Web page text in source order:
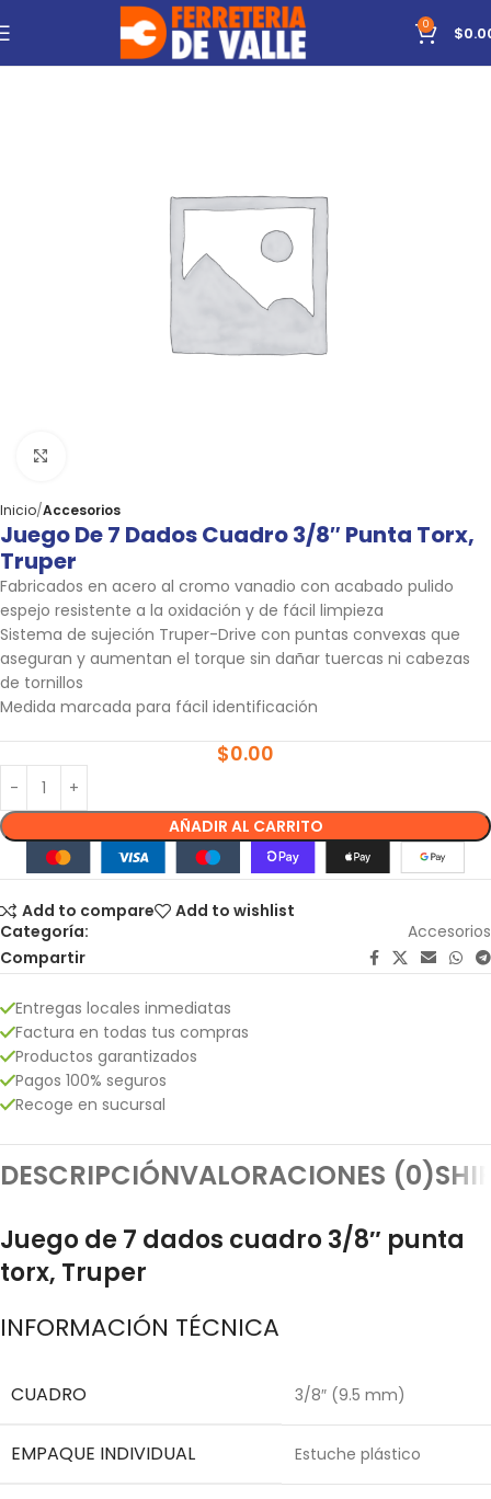
0 $
Inicio Accesorios
Juego De 7 Dados Cuadro 3/8″ Punta Torx,
Truper
Fabricados en acero al cromo vanadio con acabado pulido
espejo resistente a la oxidación y de fácil limpieza
Sistema de sujeción Truper-Drive con puntas convexas que
aseguran y aumentan el torque sin dañar tuercas ni cabezas
de tornillos
Medida marcada para fácil identificación
$0.00
AÑADIR AL CARRITO
Add to compare
Add to wishlist
Categoría:
Accesorios
Compartir
Entregas locales inmediatas
Factura en todas tus compras
Productos garantizados
Pagos 100% seguros
Recoge en sucursal
DESCRIPCIÓNVALORACIONES (0)
Juego de 7 dados cuadro 3/8″ punta
torx, Truper
INFORMACIÓN TÉCNICA
CUADRO 3/8″ (9.5 mm)
EMPAQUE INDIVIDUAL Estuche plástico